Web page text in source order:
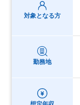
対象となる方
勤務地